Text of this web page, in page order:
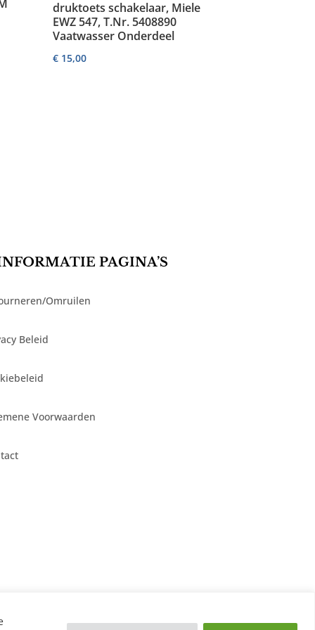
druktoets schakelaar, Miele
EWZ 547, T.Nr. 5408890
Vaatwasser Onderdeel
€ 15,00
PAGINA’S
Omruilen
Beleid
Voorwaarden